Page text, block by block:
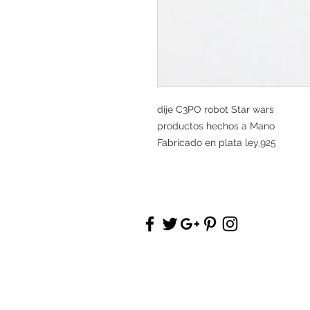
dije C3PO robot Star wars
productos hechos a Mano
Fabricado en plata ley.925